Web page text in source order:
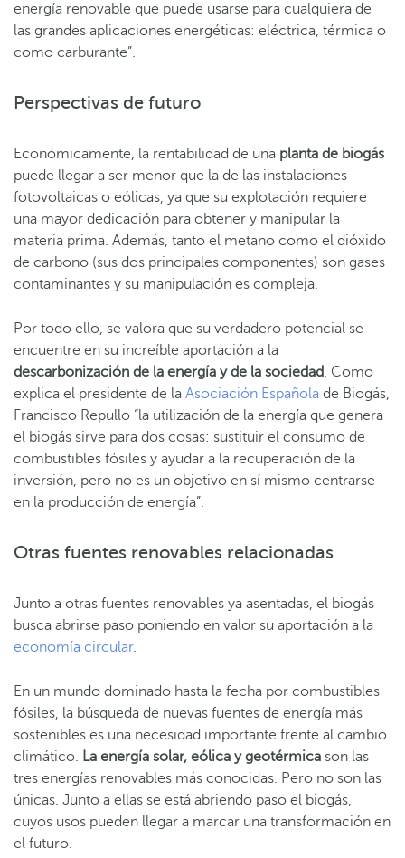
energía renovable que puede usarse para cualquiera de
las grandes aplicaciones energéticas: eléctrica, térmica o
como carburante”.
Perspectivas de futuro
Económicamente, la rentabilidad de una planta de biogás
puede llegar a ser menor que la de las instalaciones
fotovoltaicas o eólicas, ya que su explotación requiere
una mayor dedicación para obtener y manipular la
materia prima. Además, tanto el metano como el dióxido
de carbono (sus dos principales componentes) son gases
contaminantes y su manipulación es compleja.
Por todo ello, se valora que su verdadero potencial se
encuentre en su increíble aportación a la
descarbonización de la energía y de la sociedad. Como
explica el presidente de la Asociación Española de Biogás,
Francisco Repullo “la utilización de la energía que genera
el biogás sirve para dos cosas: sustituir el consumo de
combustibles fósiles y ayudar a la recuperación de la
inversión, pero no es un objetivo en sí mismo centrarse
en la producción de energía”.
Otras fuentes renovables relacionadas
Junto a otras fuentes renovables ya asentadas, el biogás
busca abrirse paso poniendo en valor su aportación a la
economía circular.
En un mundo dominado hasta la fecha por combustibles
fósiles, la búsqueda de nuevas fuentes de energía más
sostenibles es una necesidad importante frente al cambio
climático. La energía solar, eólica y geotérmica son las
tres energías renovables más conocidas. Pero no son las
únicas. Junto a ellas se está abriendo paso el biogás,
cuyos usos pueden llegar a marcar una transformación en
el futuro.